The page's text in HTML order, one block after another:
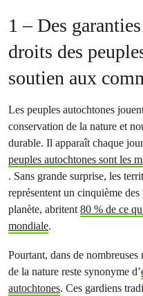
1 – Des
droits des
soutien aux
Les peuples autochtones
conservation de la nature et
durable. Il apparaît chaque
peuples autochtones sont les
. Sans grande surprise, les
représentent un cinquième
planète, abritent80 % de ce
mondiale.
Pourtant, dans de
de la nature reste synonyme d’
autochtones. Ces gardiens